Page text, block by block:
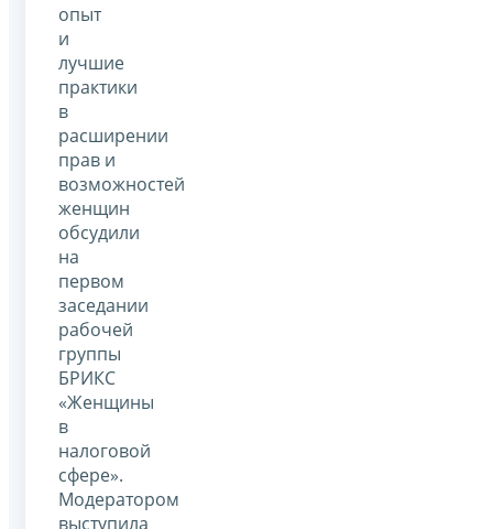
опыт
и
лучшие
практики
в
расширении
прав и
возможностей
женщин
обсудили
на
первом
заседании
рабочей
группы
БРИКС
«Женщины
в
налоговой
сфере».
Модератором
выступила